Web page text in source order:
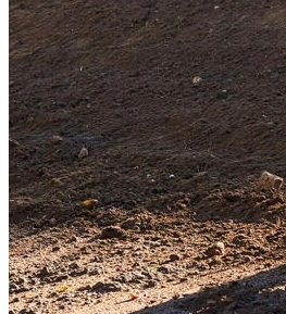
Home
Podcast
Podcast Apple
Podcast Spotify
Inserate
QuadQuartett
Wall of ATV
Community
Wall of ATV – Quad-Bros-Life.de
Blog
Über QBL
Kontakt
FAQ
Quad Bros Life Videos
Tutorials
Umbauten